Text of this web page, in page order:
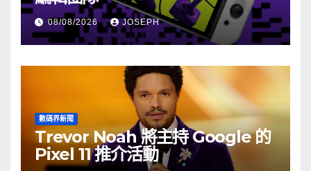
08/08/2026 JOSEPH
數碼界新聞
Trevor Noah 將主持 Google 的
Pixel 11 推介活動